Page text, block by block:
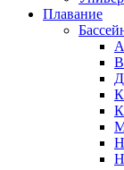
Плавание